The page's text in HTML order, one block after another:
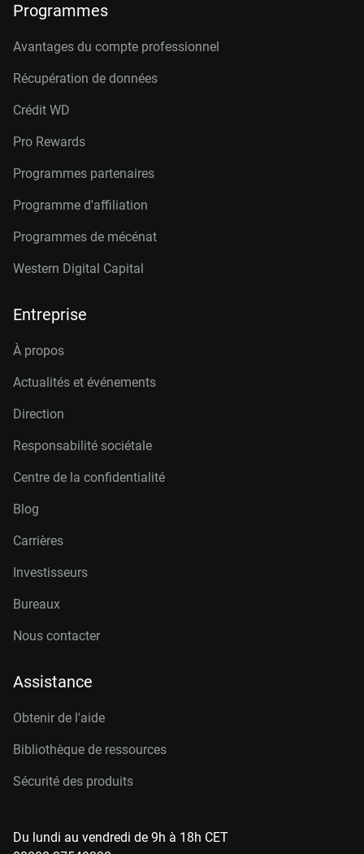
Programmes
Avantages du compte professionnel
Récupération de données
Crédit WD
Pro Rewards
Programmes partenaires
Programme d'affiliation
Programmes de mécénat
Western Digital Capital
Entreprise
À propos
Actualités et événements
Direction
Responsabilité sociétale
Centre de la confidentialité
Blog
Carrières
Investisseurs
Bureaux
Nous contacter
Assistance
Obtenir de l'aide
Bibliothèque de ressources
Sécurité des produits
Du lundi au vendredi de 9h à 18h CET